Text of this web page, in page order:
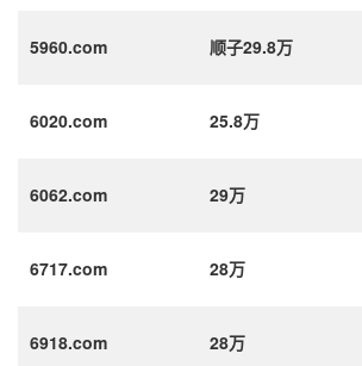
5960.com 顺子29.8万
6020.com 25.8万
6062.com 29万
6717.com 28万
6918.com 28万